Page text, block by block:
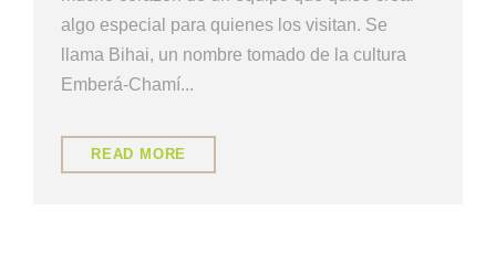
algo especial para quienes los visitan. Se
llama Bihai, un nombre tomado de la cultura
Emberá-Chamí...
READ MORE